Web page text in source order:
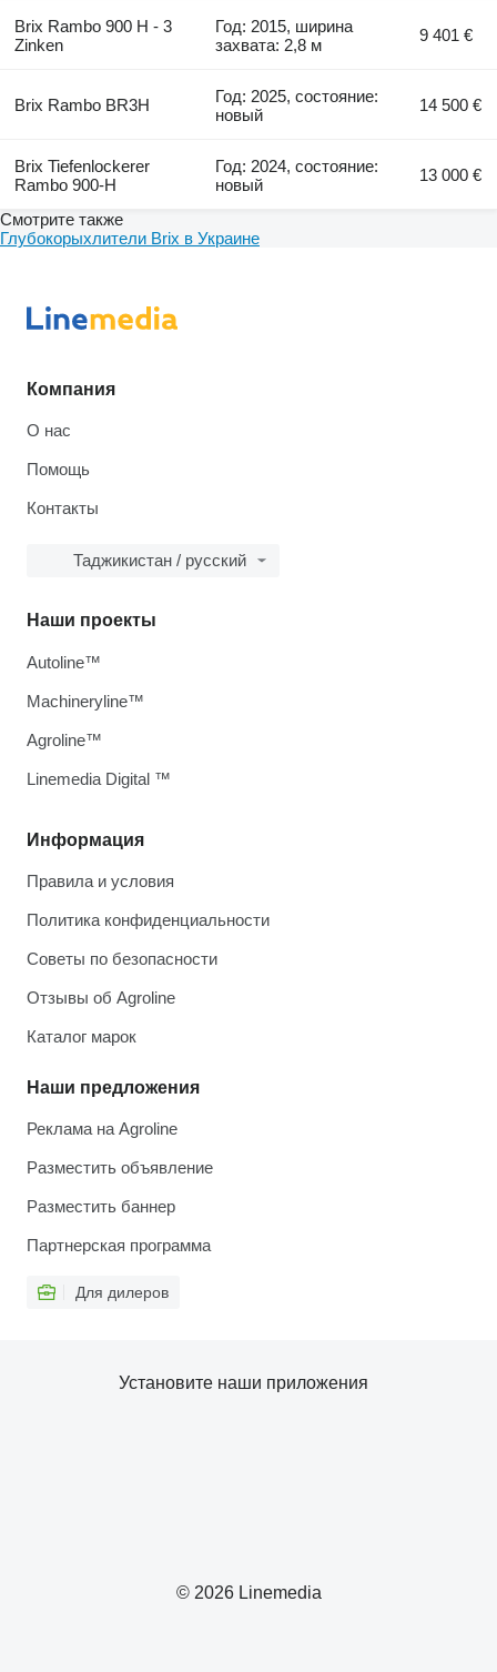
Brix Rambo 900 H - 3
Zinken
Год: 2015, ширина
захвата: 2,8 м
9 401 €
Brix Rambo BR3H
Год: 2025, состояние:
новый
14 500 €
Brix Tiefenlockerer
Rambo 900-H
Год: 2024, состояние:
новый
13 000 €
Смотрите также
Глубокорыхлители Brix в Украине
Компания
О нас
Помощь
Контакты
Таджикистан / русский
Информация
Правила и условия
Политика конфиденциальности
Советы по безопасности
Отзывы об Agroline
Каталог марок
Наши предложения
Реклама на Agroline
Разместить объявление
Разместить баннер
Партнерская программа
Для дилеров
Наши проекты
Autoline™
Machineryline™
Agroline™
Linemedia Digital ™
© 2026 Linemedia
Установите наши приложения